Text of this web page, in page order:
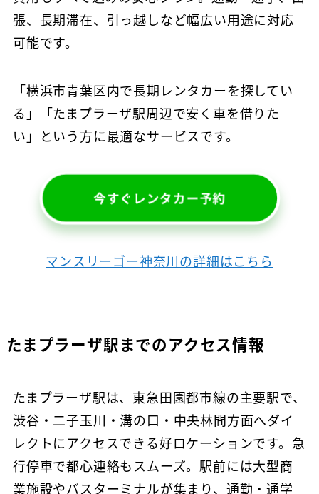
張、長期滞在、引っ越しなど幅広い用途に対応
可能です。
「横浜市青葉区内で長期レンタカーを探してい
る」「たまプラーザ駅周辺で安く車を借りた
い」という方に最適なサービスです。
今すぐレンタカー予約
マンスリーゴー神奈川の詳細はこちら
たまプラーザ駅までのアクセス情報
たまプラーザ駅は、東急田園都市線の主要駅で、
渋谷・二子玉川・溝の口・中央林間方面へダイ
レクトにアクセスできる好ロケーションです。急
行停車で都心連絡もスムーズ。駅前には大型商
業施設やバスターミナルが集まり、通勤・通学